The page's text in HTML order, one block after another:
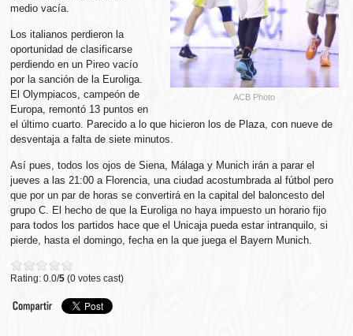
ACB Photo
medio vacía.
Los italianos perdieron la
oportunidad de clasificarse
perdiendo en un Pireo vacío
por la sanción de la Euroliga.
El Olympiacos, campeón de
Europa, remontó 13 puntos en
el último cuarto. Parecido a lo que hicieron los de Plaza, con nueve de
desventaja a falta de siete minutos.
Así pues, todos los ojos de Siena, Málaga y Munich irán a parar el
jueves a las 21:00 a Florencia, una ciudad acostumbrada al fútbol pero
que por un par de horas se convertirá en la capital del baloncesto del
grupo C. El hecho de que la Euroliga no haya impuesto un horario fijo
para todos los partidos hace que el Unicaja pueda estar intranquilo, si
pierde, hasta el domingo, fecha en la que juega el Bayern Munich.
Rating: 0.0/5 (0 votes cast)